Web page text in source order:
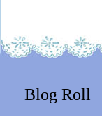
Blog Roll